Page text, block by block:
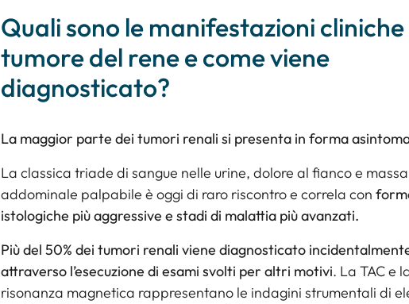
Quali sono le manifestazioni cliniche
tumore del rene e come viene
diagnosticato?
La maggior parte dei tumori renali si presenta in forma
La classica triade di sangue nelle urine, dolore al fianco e massa
addominale palpabile è oggi di raro riscontro e correla con
istologiche più aggressive e stadi di malattia più avanzati.
Più del 50% dei tumori renali viene diagnosticato
attraverso l’esecuzione di esami svolti per altri motivi. La TAC e
risonanza magnetica rappresentano le indagini strumentali di